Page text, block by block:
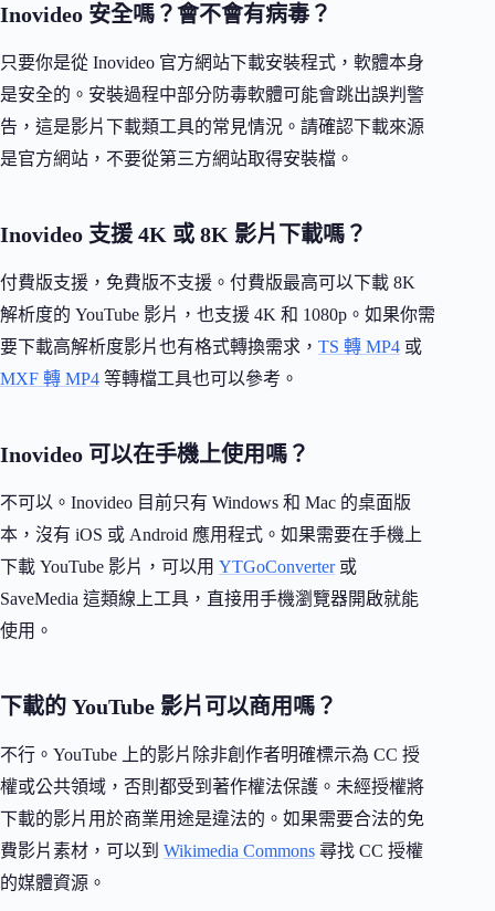
Inovideo 安全嗎？會不會有病毒？
只要你是從 Inovideo 官方網站下載安裝程式，軟體本身
是安全的。安裝過程中部分防毒軟體可能會跳出誤判警
告，這是影片下載類工具的常見情況。請確認下載來源
是官方網站，不要從第三方網站取得安裝檔。
Inovideo 支援 4K 或 8K 影片下載嗎？
付費版支援，免費版不支援。付費版最高可以下載 8K
解析度的 YouTube 影片，也支援 4K 和 1080p。如果你需
要下載高解析度影片也有格式轉換需求， TS 轉 MP4 或
MXF 轉 MP4 等轉檔工具也可以參考。
Inovideo 可以在手機上使用嗎？
不可以。Inovideo 目前只有 Windows 和 Mac 的桌面版
本，沒有 iOS 或 Android 應用程式。如果需要在手機上
下載 YouTube 影片，可以用 YTGoConverter或
SaveMedia 這類線上工具，直接用手機瀏覽器開啟就能
使用。
下載的 YouTube 影片可以商用嗎？
不行。YouTube 上的影片除非創作者明確標示為 CC 授
權或公共領域，否則都受到著作權法保護。未經授權將
下載的影片用於商業用途是違法的。如果需要合法的免
費影片素材，可以到 Wikimedia Commons 尋找 CC 授權
的媒體資源。